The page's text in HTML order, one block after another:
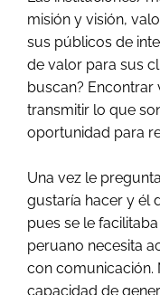
misión y visión,
sus públicos de
de valor para sus
buscan?
transmitir lo que
oportunidad para
Una vez le
gustaría hacer y él
pues se le facilitaba
peruano necesita
con comunicación.
capacidad de